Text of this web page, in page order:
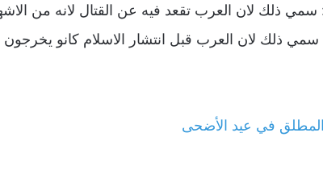
سمي ذلك لان العرب تقعد فيه عن القتال لانه من
ذلك لان العرب قبل انتشار الاسلام كانو يخرجون
المطلق في عيد الأضحى